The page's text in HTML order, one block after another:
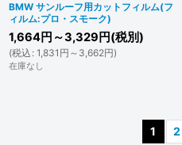
BMW サンルーフ用カットフィルム(フ
ィルム:プロ・スモーク)
1,664円 ～3,329 円(税別)
(税込 : 1,831 円 ～3,662円)
在庫なし
1 2